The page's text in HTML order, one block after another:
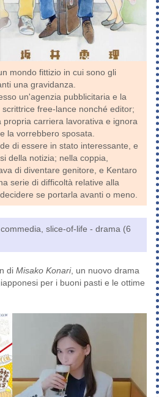
mondo fittizio in cui sono gli
una gravidanza.
un'agenzia pubblicitaria e la
free-lance nonché editor;
carriera lavorativa e ignora
la vorrebbero sposata.
di essere in stato interessante, e
della notizia; nella coppia,
di diventare genitore, e Kentaro
serie di difficoltà relative alla
se portarla avanti o meno.
commedia, slice-of-life - drama (6
di Misako Konari, un nuovo drama
per i buoni pasti e le ottime